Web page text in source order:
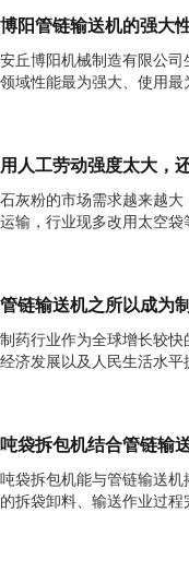
博阳管链输送机的强大
安丘博阳机械制造有限公
领域性能最为强大、使用最
用人工劳动强度太大，
石灰粉的市场需求越来越
运输，行业现多改用太空
管链输送机之所以成为
制药行业作为全球增长较
经济发展以及人民生活水平
吨袋拆包机结合管链输
吨袋拆包机能与管链输送
的拆袋卸料、输送作业过